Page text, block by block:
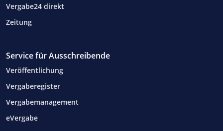
Vergabe24 direkt
Zeitung
Service für Ausschreibende
Veröffentlichung
Vergaberegister
Vergabemanagement
eVergabe